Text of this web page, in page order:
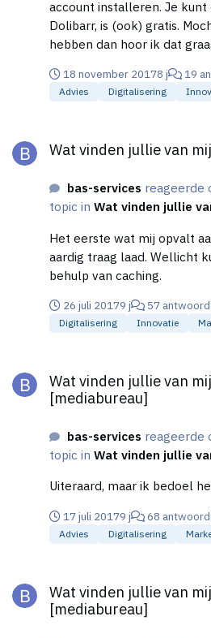
account installeren. Je kunt ook eens kijken naar
Dolibarr, is (ook) gratis. Mocht je hier hulp bij nodig
hebben dan hoor ik dat
18 november 20178 j 19
Advies Digitalisering
Wat vinden jullie van
bas-services reageerde
topic in Wat vinden jullie
Het eerste wat mij opvalt
aardig traag laad. Wellicht kun je dit verbeteren met
behulp van caching.
26 juli 20179 j 57
Digitalisering Innovatie
Wat vinden jullie van
[mediabureau]
bas-services reageerde
topic in Wat vinden jullie
Uiteraard, maar ik bedoel
17 juli 20179 j 68
Advies Digitalisering
Wat vinden jullie van
[mediabureau]